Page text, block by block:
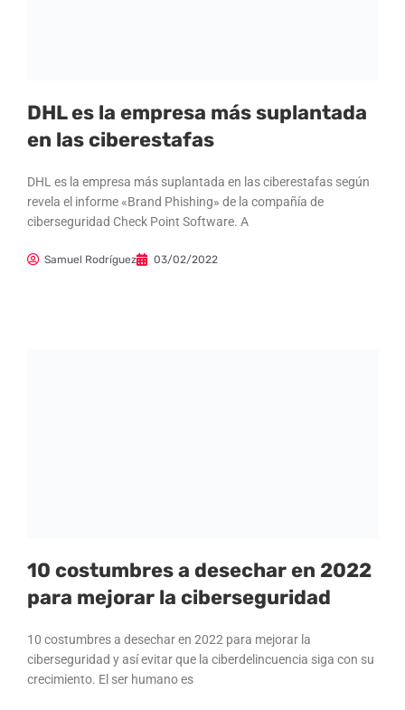
DHL es la empresa más suplantada
en las ciberestafas
DHL es la empresa más suplantada en las ciberestafas según
revela el informe «Brand Phishing» de la compañía de
ciberseguridad Check Point Software. A
Samuel Rodríguez 03/02/2022
10 costumbres a desechar en 2022
para mejorar la ciberseguridad
10 costumbres a desechar en 2022 para mejorar la
ciberseguridad y así evitar que la ciberdelincuencia siga con su
crecimiento. El ser humano es